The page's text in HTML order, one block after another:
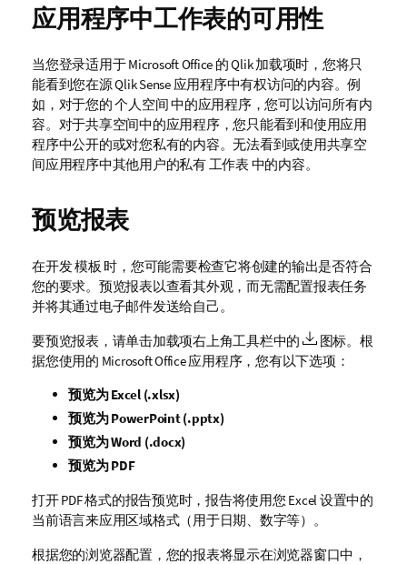
应用程序中工作表的可用性
当您登录适用于Microsoft Office 的Qlik加载项时，您将只
能看到您在源Qlik Sense应用程序中有权访问的内容。例
如，对于您的个人空间中的应用程序，您可以访问所有内
容。对于共享空间中的应用程序，您只能看到和使用应用
程序中公开的或对您私有的内容。无法看到或使用共享空
间应用程序中其他用户的私有工作表中的内容。
预览报表
在开发模板 时，您可能需要检查它将创建的输出是否符合
您的要求。预览报表以查看其外观，而无需配置报表任务
并将其通过电子邮件发送给自己。
要预览报表，请单击加载项右上角工具栏中的
图标。根
据您使用的 Microsoft Office应用程序，您有以下选项：
预览为Excel (.xlsx)
预览为PowerPoint(.pptx)
预览为Word (.docx)
预览为PDF
打开 PDF 格式的报告预览时，报告将使用您 Excel设置中的
当前语言来应用区域格式（用于日期、数字等）。
根据您的浏览器配置，您的报表将显示在浏览器窗口中，